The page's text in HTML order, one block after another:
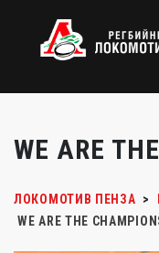
WE ARE
ЛОКОМОТИВ ПЕНЗА >
WE ARE THE